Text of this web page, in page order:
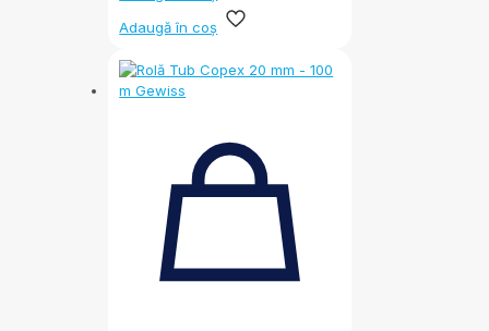
Adaugă în coș